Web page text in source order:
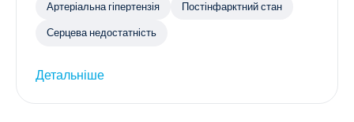
Артеріальна гіпертензія Постінфарктний стан
Серцева недостатність
Детальніше